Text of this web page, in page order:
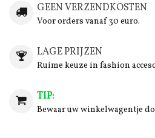
GEEN VERZENDKOSTEN
Voor orders vanaf 30 euro.
LAGE PRIJZEN
Ruime keuze in fashion
TIP:
Bewaar uw winkelwagentje